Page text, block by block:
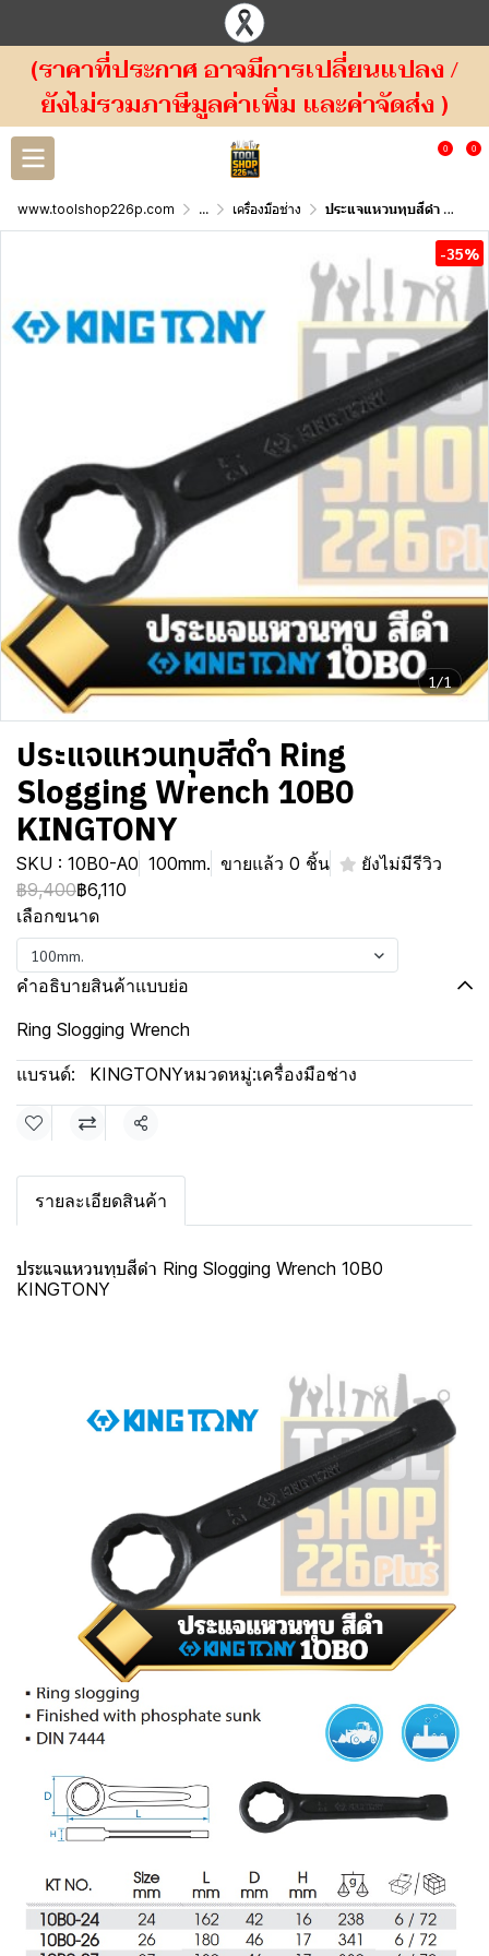
(ราคาที่ประกาศ อาจมีการเปลี่ยนแปลง /
ยังไม่รวมภาษีมูลค่าเพิ่ม และค่าจัดส่ง )
0 0
www.toolshop226p.com ... เครื่องมือช่าง ประแจแหวนทุบสีดำ Ring Slogging Wrench 10B0 KINGTONY
1/1
-35%
ประแจแหวนทุบสีดำ Ring
Slogging Wrench 10B0
KINGTONY
SKU : 10B0-A0 100mm. ขายแล้ว 0 ชิ้น
ยังไม่มีรีวิว
฿9,400฿6,110
เลือกขนาด
100mm.
คำอธิบายสินค้าแบบย่อ
Ring Slogging Wrench
แบรนด์: KINGTONYหมวดหมู่:เครื่องมือช่าง
แชร์
รายละเอียดสินค้า
ประแจแหวนทุบสีดำ Ring Slogging Wrench 10B0
KINGTONY